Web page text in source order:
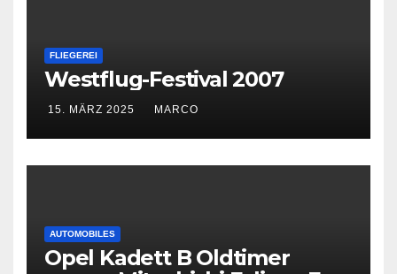
FLIEGEREI
Westflug-Festival 2007
15. MÄRZ 2025 MARCO
AUTOMOBILES
Opel Kadett B Oldtimer